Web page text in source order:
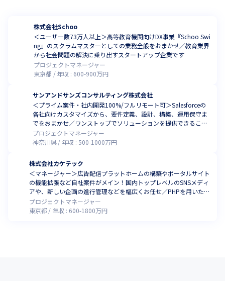
株式会社Schoo
＜ユーザー数73万人以上＞高等教育機関向けDX事業『Schoo Swi
ng』のスクラムマスターとしての業務全般をおまかせ／教育業界
から社会問題の解決に乗り出すスタートアップ企業です
プロジェクトマネージャー
東京都
年収 : 600-900万円
サンアンドサンズコンサルティング株式会社
＜プライム案件・社内開発100%/フルリモート可＞Salesforceの
各社向けカスタマイズから、要件定義、設計、構築、運用保守ま
でをおまかせ／ワンストップでソリューションを提供できること
が強み
プロジェクトマネージャー
神奈川県
年収 : 500-1000万円
株式会社カケテック
＜マネージャー＞広告配信プラットホームの構築やポータルサイト
の機能拡張など自社案件がメイン！国内トップレベルのSNSメディ
アや、新しい企画の進行管理などを幅広くお任せ／PHPを用いた開
発経験や、AWSを用いた運用経験を活かしませんか
プロジェクトマネージャー
東京都
年収 : 600-1800万円